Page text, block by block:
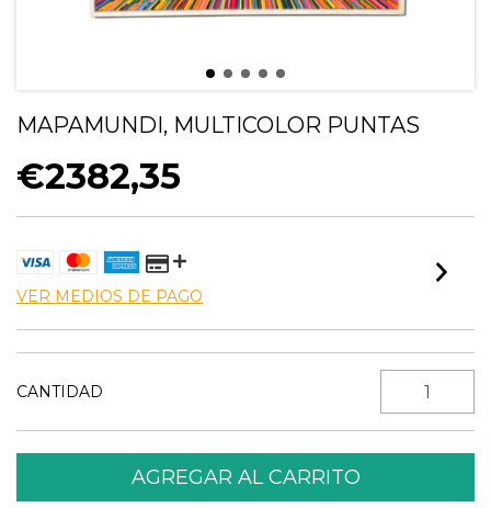
MAPAMUNDI, MULTICOLOR PUNTAS
€2382,35
VER MEDIOS DE PAGO
CANTIDAD